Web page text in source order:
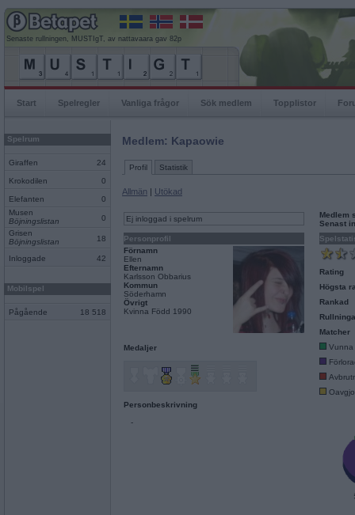
Senaste rullningen, MUSTIgT, av nattavaara gav 82p
Start Spelregler Vanliga frågor Sök medlem Topplistor
Spelrum
Giraffen 24
Krokodilen 0
Elefanten
0
Musen
Böjningslistan
0
Grisen
Böjningslistan
18
Inloggade 42
Mobilspel
Pågående 18 518
Medlem: Kapaowie
Profil Statistik
Allmän | Utökad
Ej inloggad i spelrum
Personprofil
Förnamn
Ellen
Efternamn
Karlsson Obbarius
Kommun
Söderhamn
Övrigt
Kvinna Född 1990
Medaljer
Personbeskrivning
-
Medlem
Senast
Rating
Högsta
Rankad
Matcher
Vunna